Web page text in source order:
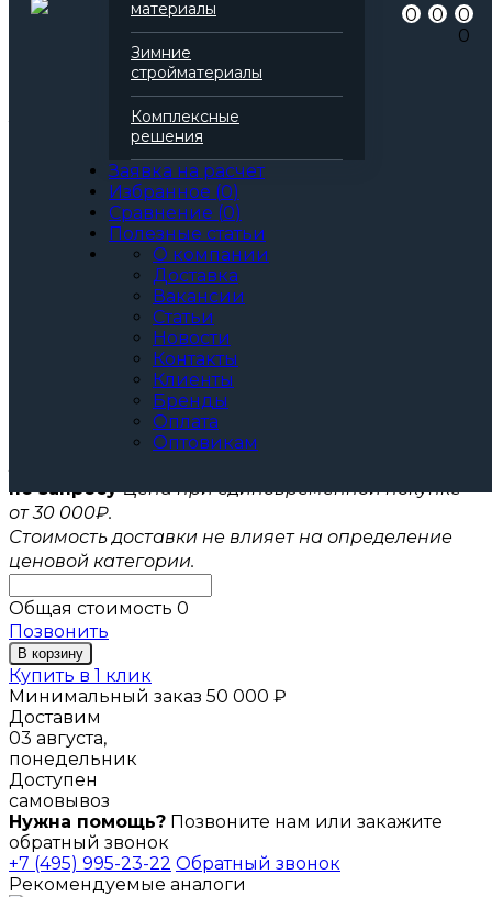
материалы
Зимние
стройматериалы
Комплексные
решения
Заявка на расчет
Избранное (0)
Сравнение (0)
Полезные статьи
О компании
Доставка
Вакансии
Статьи
Новости
Контакты
Клиенты
Бренды
Оплата
Оптовикам
0 0
0
0
Технониколь
Технофлор
Стандарт
Базальтовая вата
Все характеристики
Артикул: 138139
по запросуЦена при единовременной покупке
от 30 000₽.
Стоимость доставки не влияет на определение
ценовой категории.
Общая стоимость 0
Позвонить
В корзину
Купить в 1 клик
Минимальный заказ 50 000 ₽
Доставим
03 августа,
понедельник
Доступен
самовывоз
Нужна помощь? Позвоните нам или закажите
обратный звонок
+7 (495) 995-23-22 Обратный звонок
Рекомендуемые аналоги